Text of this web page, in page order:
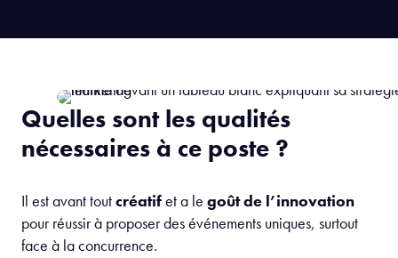
Quelles sont les qualités
nécessaires à ce poste ?
Il est avant toutcréatifet a le goût de l’innovation
pour réussir à proposer des événements uniques, surtout
face à la concurrence.